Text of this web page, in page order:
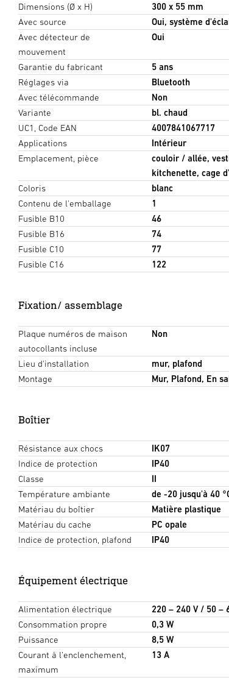
Dimensions (Ø x H)
300 x 55 mm
Avec source
Oui, système
Avec détecteur de
mouvement
Oui
Garantie du fabricant
5 ans
Réglages via
Bluetooth
Avec télécommande
Non
Variante
bl. chaud
UC1, Code EAN
4007841067717
Applications
Intérieur
Emplacement, pièce
couloir / allée,
kitchenette, cage
Coloris
blanc
Contenu de l'emballage
1
Fusible B10
46
Fusible B16
74
Fusible C10
77
Fusible C16
122
Fixation/ assemblage
Plaque numéros de maison
autocollants incluse
Non
Lieu d'installation
mur, plafond
Montage
Mur, Plafond, En
Boîtier
Résistance aux chocs
IK07
Indice de protection
IP40
Classe
II
Température ambiante
de -20 jusqu'à 40
Matériau du boîtier
Matière plastique
Matériau du cache
PC opale
Indice de protection, plafond
IP40
Équipement électrique
Alimentation électrique
220 – 240 V / 50 –
Consommation propre
0,3 W
Puissance
8,5 W
Courant à l'enclenchement,
maximum
13 A